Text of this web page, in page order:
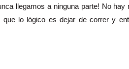
llegamos a ninguna parte! No
lo lógico es dejar de correr y